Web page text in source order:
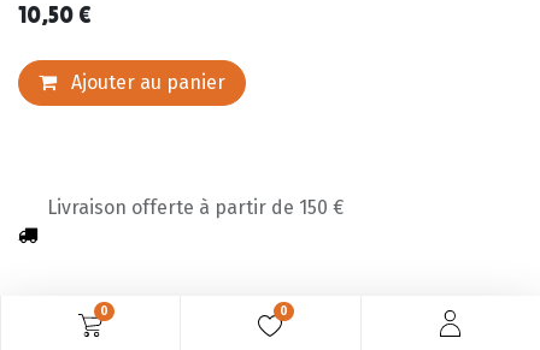
0 0
10,50 €
Ajouter au panier
Livraison offerte à partir de 150 €